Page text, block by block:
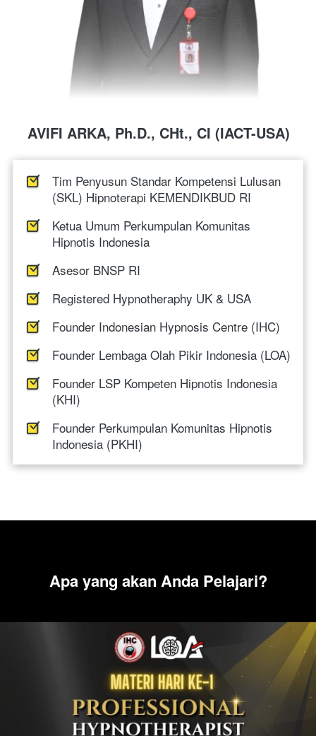
AVIFI ARKA, Ph.D., CHt., CI (IACT-USA)
Tim Penyusun Standar Kompetensi Lulusan
(SKL) Hipnoterapi KEMENDIKBUD RI
Ketua Umum Perkumpulan Komunitas
Hipnotis Indonesia
Asesor BNSP RI
Registered Hypnotheraphy UK & USA
Founder Indonesian Hypnosis Centre (IHC)
Founder Lembaga Olah Pikir Indonesia (LOA)
Founder LSP Kompeten Hipnotis Indonesia
(KHI)
Founder Perkumpulan Komunitas Hipnotis
Indonesia (PKHI)
Apa yang akan Anda Pelajari?